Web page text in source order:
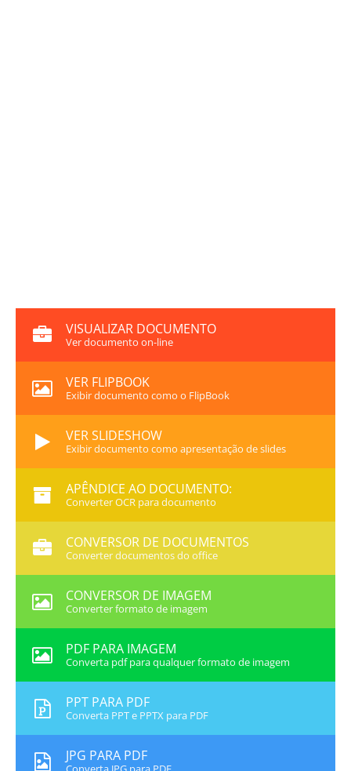
VISUALIZAR DOCUMENTO
Ver documento on-line
VER FLIPBOOK
Exibir documento como o FlipBook
VER SLIDESHOW
Exibir documento como apresentação de slides
APÊNDICE AO DOCUMENTO:
Converter OCR para documento
CONVERSOR DE DOCUMENTOS
Converter documentos do office
CONVERSOR DE IMAGEM
Converter formato de imagem
PDF PARA IMAGEM
Converta pdf para qualquer formato de imagem
PPT PARA PDF
Converta PPT e PPTX para PDF
JPG PARA PDF